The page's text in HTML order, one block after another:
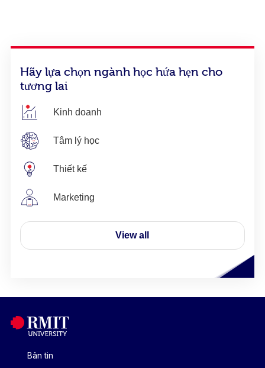
Hãy lựa chọn ngành học hứa hẹn cho
tương lai
Kinh doanh
Tâm lý học
Thiết kế
Marketing
View all
Bản tin